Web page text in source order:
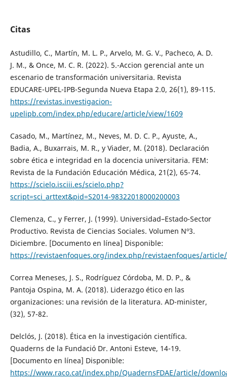
Citas
Astudillo, C., Martín, M. L. P., Arvelo, M. G. V., Pacheco, A. D.
J. M., & Once, M. C. R. (2022). 5.-Accion gerencial ante un
escenario de transformación universitaria. Revista
EDUCARE-UPEL-IPB-Segunda Nueva Etapa 2.0, 26(1), 89-115.
https://revistas.investigacion-
upelipb.com/index.php/educare/article/view/1609
Casado, M., Martínez, M., Neves, M. D. C. P., Ayuste, A.,
Badia, A., Buxarrais, M. R., y Viader, M. (2018). Declaración
sobre ética e integridad en la docencia universitaria. FEM:
Revista de la Fundación Educación Médica, 21(2), 65-74.
https://scielo.isciii.es/scielo.php?
script=sci_arttext&pid=S2014-98322018000200003
Clemenza, C., y Ferrer, J. (1999). Universidad–Estado-Sector
Productivo. Revista de Ciencias Sociales. Volumen Nº3.
Diciembre. [Documento en línea] Disponible:
https://revistaenfoques.org/index.php/revistaenfoques/
Correa Meneses, J. S., Rodríguez Córdoba, M. D. P., &
Pantoja Ospina, M. A. (2018). Liderazgo ético en las
organizaciones: una revisión de la literatura. AD-minister,
(32), 57-82.
Delclós, J. (2018). Ética en la investigación científica.
Quaderns de la Fundació Dr. Antoni Esteve, 14-19.
[Documento en línea] Disponible:
https://www.raco.cat/index.php/QuadernsFDAE/article/